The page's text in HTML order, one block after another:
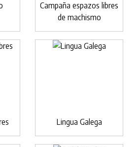
Campaña espazos libres
de machismo
Lingua Galega